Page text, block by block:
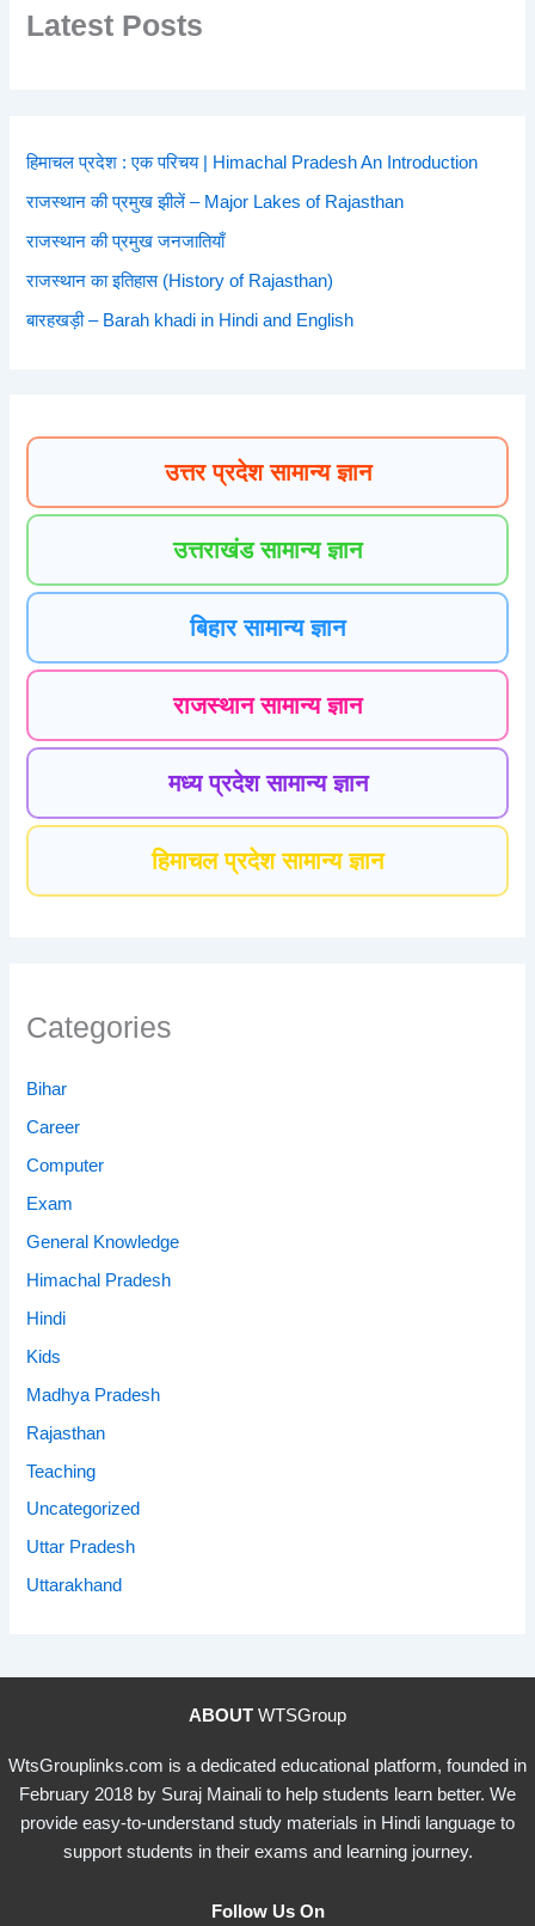
Latest Posts
हिमाचल प्रदेश : एक परिचय | Himachal Pradesh An Introduction
राजस्थान की प्रमुख झीलें – Major Lakes of Rajasthan
राजस्थान की प्रमुख जनजातियाँ
राजस्थान का इतिहास (History of Rajasthan)
बारहखड़ी – Barah khadi in Hindi and English
उत्तर प्रदेश सामान्य ज्ञान
उत्तराखंड सामान्य ज्ञान
बिहार सामान्य ज्ञान
राजस्थान सामान्य ज्ञान
मध्य प्रदेश सामान्य ज्ञान
हिमाचल प्रदेश सामान्य ज्ञान
Categories
Bihar
Career
Computer
Exam
General Knowledge
Himachal Pradesh
Hindi
Kids
Madhya Pradesh
Rajasthan
Teaching
Uncategorized
Uttar Pradesh
Uttarakhand
ABOUT WTSGroup
WtsGrouplinks.com is a dedicated educational platform, founded in
February 2018 by Suraj Mainali to help students learn better. We
provide easy-to-understand study materials in Hindi language to
support students in their exams and learning journey.
Follow Us On